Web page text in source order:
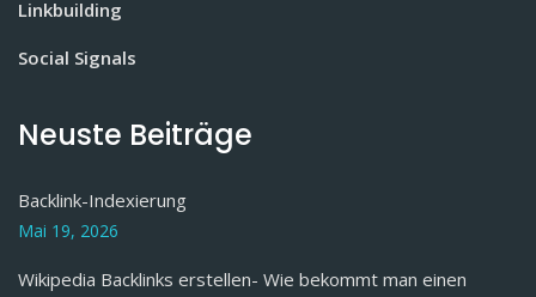
Linkbuilding
Social Signals
Neuste Beiträge
Backlink-Indexierung
Mai 19, 2026
Wikipedia Backlinks erstellen- Wie bekommt man einen